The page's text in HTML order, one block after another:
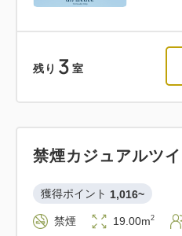
残り 3 室
禁煙カジュアルツ
獲得ポイント 1,016~
禁煙 19.00m2